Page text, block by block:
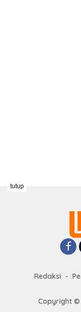
Redaksi
Copyright ©
tutup